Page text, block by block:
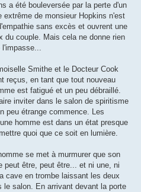
a été bouleversée par la perte d'un
de monsieur Hopkins n'est
sans excès et ouvrent une
du couple. Mais cela ne donne rien
l'impasse...
Smithe et le Docteur Cook
reçus, en tant que tout nouveau
est fatigué et un peu débraillé.
inviter dans le salon de spiritisme
peu étrange commence. Les
homme est dans un état presque
quoi que ce soit en lumière.
se met à murmurer que son
peut être, peut être... et ni une, ni
cave en trombe laissant les deux
le salon. En arrivant devant la porte